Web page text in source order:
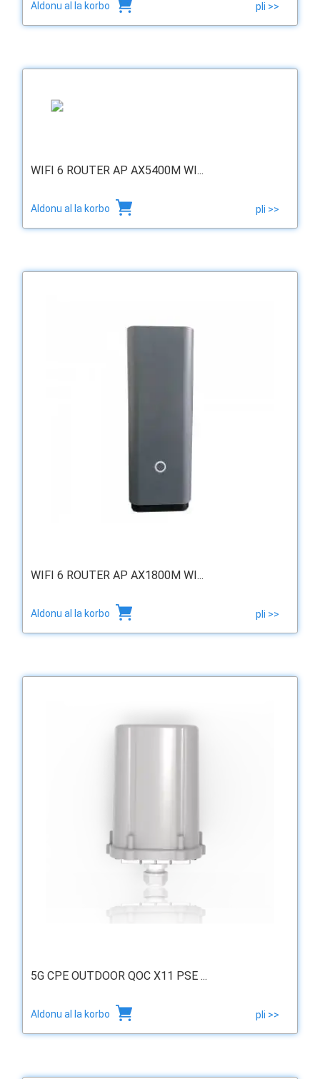
Aldonu al la korbo pli >>
WIFI 6 ROUTER AP AX5400M WI...
Aldonu al la korbo pli >>
WIFI 6 ROUTER AP AX1800M WI...
Aldonu al la korbo pli >>
5G CPE OUTDOOR QOC X11 PSE ...
Aldonu al la korbo pli >>